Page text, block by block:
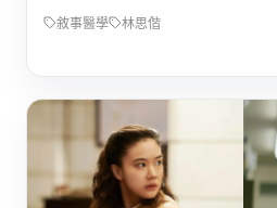
敘事醫學 林思偕